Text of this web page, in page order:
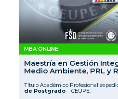
MBA ONLINE
Maestría en Gestión
Medio Ambiente, PRL y
Título Académico Profesional
de Postgrado – CEUPE.